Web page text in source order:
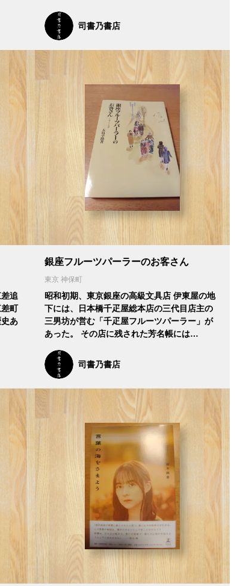
司書乃書店
追
町
あ
銀座フルーツパーラーのお客さん
東京 神保町
昭和初期、東京銀座の高級文具店 伊東屋の地
下には、日本橋千疋屋総本店の三代目店主の
三男坊が営む「千疋屋フルーツパーラー」が
あった。 その店に残された芳名帳には…
司書乃書店